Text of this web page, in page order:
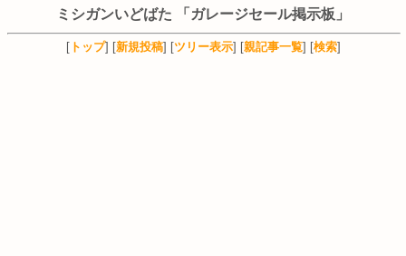
ミシガンいどばた 「ガレージセール掲示板」
[トップ] [新規投稿] [ツリー表示] [親記事一覧] [検索]